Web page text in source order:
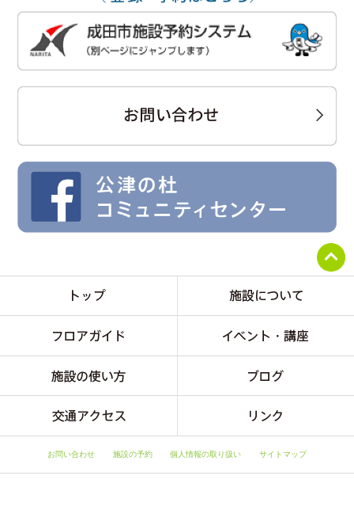
お問い合わせ 施設の予約 個人情報の取り扱い サイトマップ